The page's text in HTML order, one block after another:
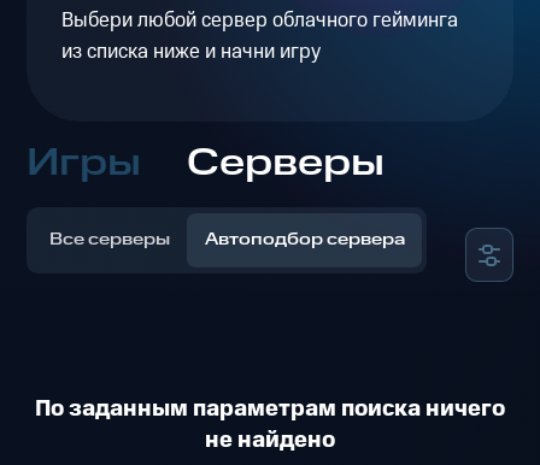
Выбери любой сервер облачного гейминга
из списка ниже и начни игру
Игры Серверы
Все серверы Автоподбор сервера
По заданным параметрам поиска ничего
не найдено